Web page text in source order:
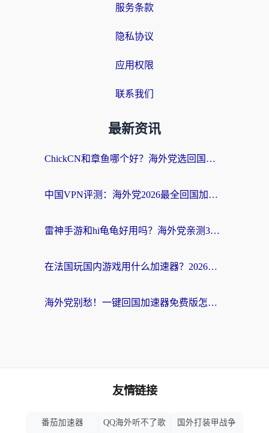
服务条款
隐私协议
应用权限
联系我们
最新资讯
ChickCN和章鱼哪个好？海外党选回国加速器的3个关键维度 + 实用避坑指南
中国VPN评测：海外党2026最全回国加速器选择指南，告别地区限制不踩坑
雷神手游和hi龟龟好用吗？海外党亲测3款回国加速器，教你选对国外到国内加速器
在法国玩国内游戏用什么加速器？2026实测解决延迟卡顿的实用指南
海外党别愁！一键回国加速器免费版怎么选？从踩坑到流畅访问的全攻略
友情链接
番茄加速器 QQ海外听不了歌 国外打装甲战争